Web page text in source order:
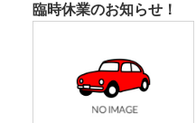
臨時休業のお知らせ！